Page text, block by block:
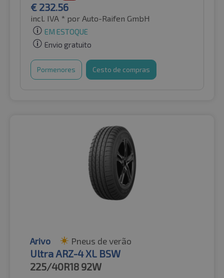
€ 232.56
incl. IVA * por Auto-Raifen GmbH
EM ESTOQUE
Envio gratuito
Pormenores Cesto de compras
Arivo Pneus de verão
Ultra ARZ-4 XL BSW
225/40R18 92W